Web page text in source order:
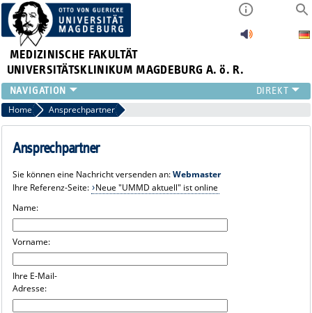
MEDIZINISCHE FAKULTÄT
UNIVERSITÄTSKLINIKUM MAGDEBURG A. ö. R.
INSTITUTE
KLINIKEN
ZENTRALE EINRICHTUNGEN
PRESSE
INTERNATIONAL
INTRANET
Home Ansprechpartner
Ansprechpartner
Sie können eine Nachricht versenden an:Webmaster
Ihre Referenz-Seite: Neue "UMMD aktuell" ist online
Name:
Vorname:
Ihre E-Mail-
Adresse: